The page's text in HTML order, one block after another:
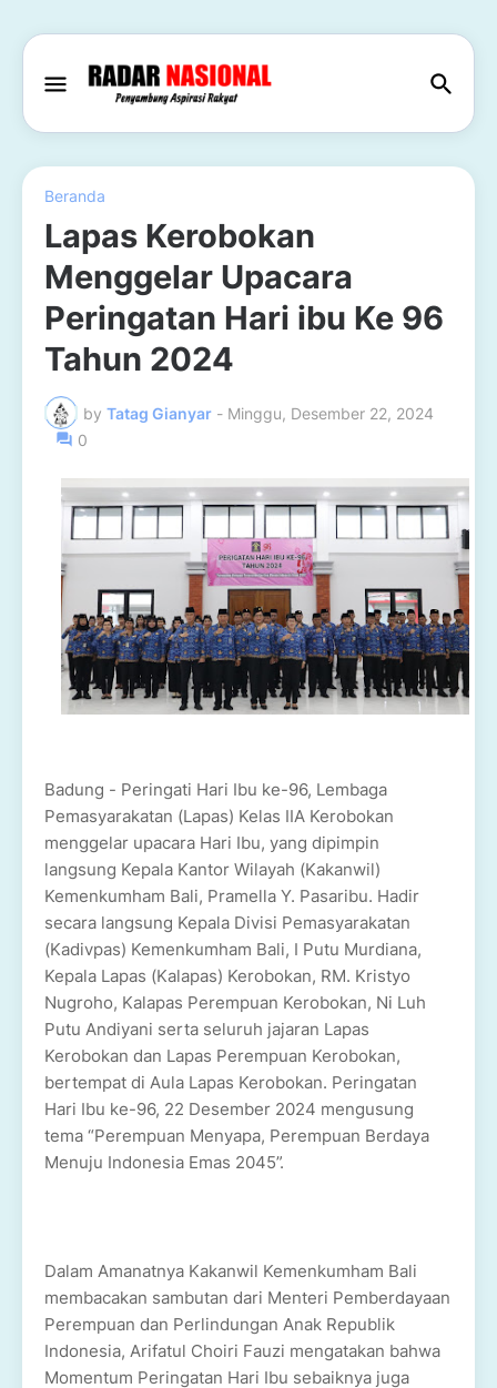
Beranda
Lapas Kerobokan
Menggelar Upacara
Peringatan Hari ibu Ke 96
Tahun 2024
by Tatag Gianyar - Minggu, Desember 22, 2024
0
Badung - Peringati Hari Ibu ke-96, Lembaga
Pemasyarakatan (Lapas) Kelas IIA Kerobokan
menggelar upacara Hari Ibu, yang dipimpin
langsung Kepala Kantor Wilayah (Kakanwil)
Kemenkumham Bali, Pramella Y. Pasaribu. Hadir
secara langsung Kepala Divisi Pemasyarakatan
(Kadivpas) Kemenkumham Bali, I Putu Murdiana,
Kepala Lapas (Kalapas) Kerobokan, RM. Kristyo
Nugroho, Kalapas Perempuan Kerobokan, Ni Luh
Putu Andiyani serta seluruh jajaran Lapas
Kerobokan dan Lapas Perempuan Kerobokan,
bertempat di Aula Lapas Kerobokan. Peringatan
Hari Ibu ke-96, 22 Desember 2024 mengusung
tema “Perempuan Menyapa, Perempuan Berdaya
Menuju Indonesia Emas 2045”.
Dalam Amanatnya Kakanwil Kemenkumham Bali
membacakan sambutan dari Menteri Pemberdayaan
Perempuan dan Perlindungan Anak Republik
Indonesia, Arifatul Choiri Fauzi mengatakan bahwa
Momentum Peringatan Hari Ibu sebaiknya juga